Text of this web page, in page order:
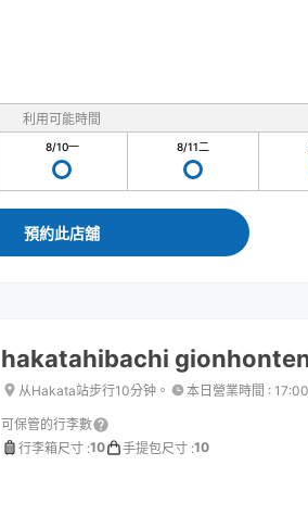
利用可能時間
8/10一 8/11二
預約此店舖
hakatahibachi
从Hakata站步行10分钟。 本日營業時間 :
可保管的行李數
行李箱尺寸 :10 手提包尺寸 :10